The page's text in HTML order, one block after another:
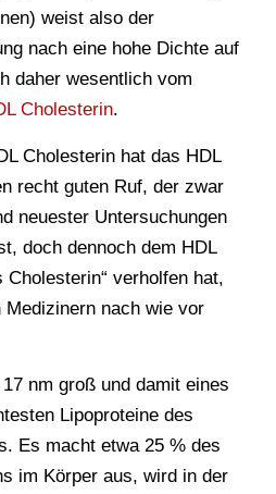
weist also der
nach eine hohe Dichte auf
daher wesentlich vom
Cholesterin.
Cholesterin hat das HDL
recht guten Ruf, der zwar
neuester Untersuchungen
doch dennoch dem HDL
Cholesterin“ verholfen hat,
nach wie vor
nm groß und damit eines
Lipoproteine des
Es macht etwa 25 % des
im Körper aus, wird in der